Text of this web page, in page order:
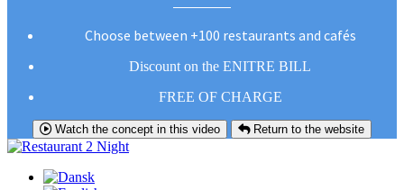
Choose between +100 restaurants and cafés
Discount on the ENITRE BILL
FREE OF CHARGE
Watch the concept in this video Return to the website